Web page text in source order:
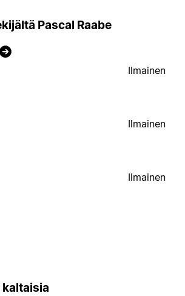
Pascal Raabe
Ilmainen
Ilmainen
Ilmainen
kaltaisia